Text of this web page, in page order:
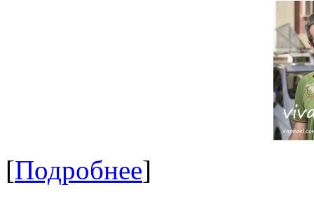
[Подробнее]